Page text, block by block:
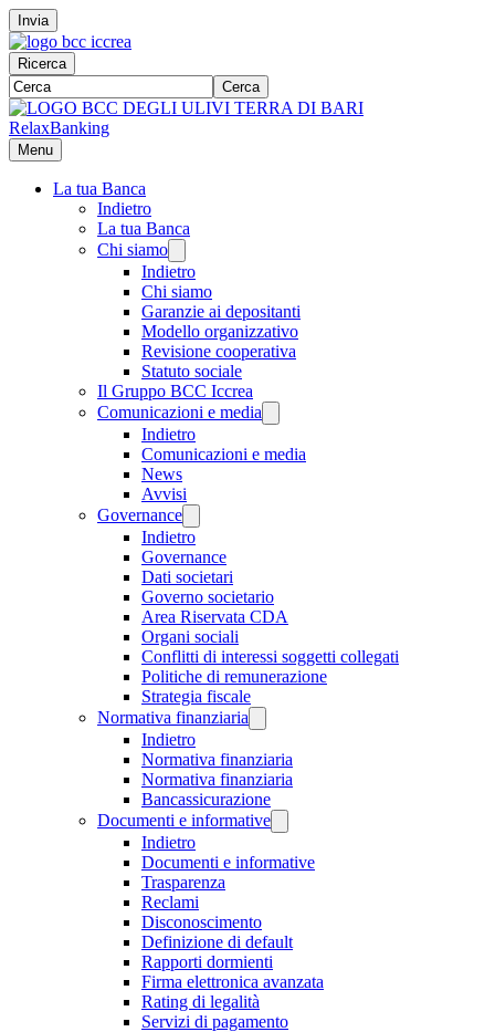
Invia
Ricerca
Cerca
RelaxBanking
Menu
La tua Banca
Indietro
La tua Banca
Chi siamo
Indietro
Chi siamo
Garanzie ai depositanti
Modello organizzativo
Revisione cooperativa
Statuto sociale
Il Gruppo BCC Iccrea
Comunicazioni e media
Indietro
Comunicazioni e media
News
Avvisi
Governance
Indietro
Governance
Dati societari
Governo societario
Area Riservata CDA
Organi sociali
Conflitti di interessi soggetti collegati
Politiche di remunerazione
Strategia fiscale
Normativa finanziaria
Indietro
Normativa finanziaria
Normativa finanziaria
Bancassicurazione
Documenti e informative
Indietro
Documenti e informative
Trasparenza
Reclami
Disconoscimento
Definizione di default
Rapporti dormienti
Firma elettronica avanzata
Rating di legalità
Servizi di pagamento